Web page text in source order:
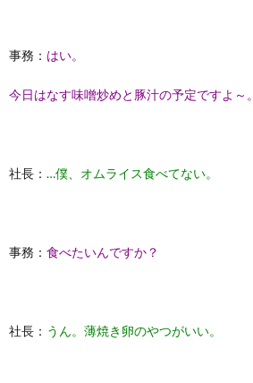
事務： はい。
今日はなす味噌炒めと豚汁の予定ですよ～。
社長： …僕、オムライス食べてない。
事務： 食べたいんですか？
社長： うん。薄焼き卵のやつがいい。